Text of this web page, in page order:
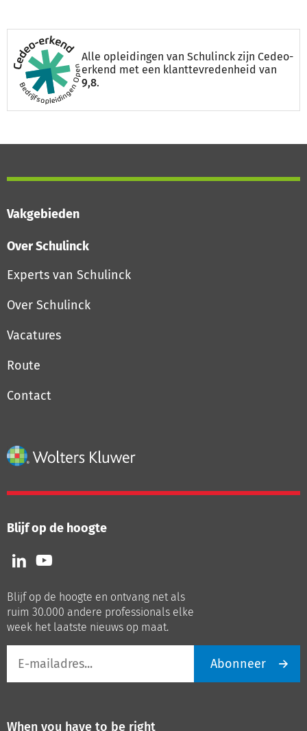
Alle opleidingen van Schulinck zijn Cedeo-
erkend met een klanttevredenheid van
9,8.
Vakgebieden
Over Schulinck
Experts van Schulinck
Over Schulinck
Vacatures
Route
Contact
Blijf op de hoogte
Volg
ons
LinkedIn
Volg
ons
Youtube
Blijf op de hoogte en ontvang net als
ruim 30.000 andere professionals elke
week het laatste nieuws op maat.
mailadres
Abonneer
When you have to be right